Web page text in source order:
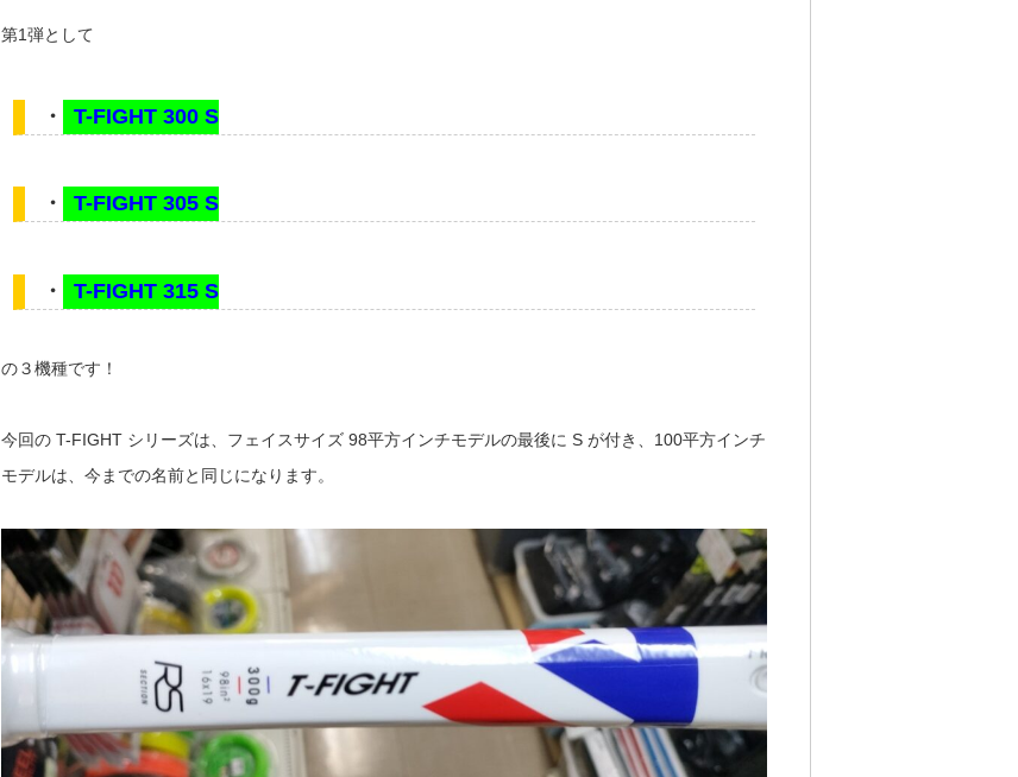
第1弾として
・ T-FIGHT 300 S
・ T-FIGHT 305 S
・ T-FIGHT 315 S
の３機種です！
今回の T-FIGHT シリーズは、フェイスサイズ 98平方インチモデルの最後に S が付き、100平方インチ
モデルは、今までの名前と同じになります。